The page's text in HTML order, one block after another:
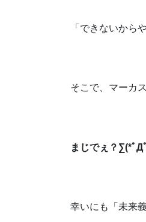
「できないから
そこで、マーカ
まじでぇ？∑(*ﾟД
幸いにも「未来